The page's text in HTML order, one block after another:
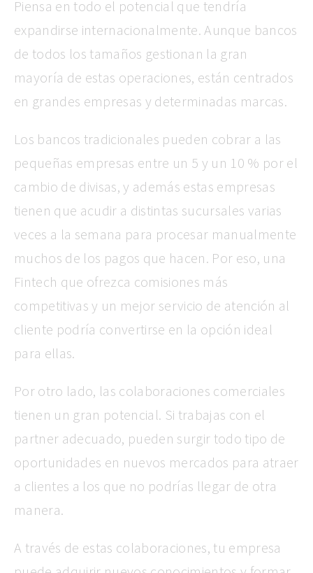
Piensa en todo el potencial que tendría
expandirse internacionalmente. Aunque bancos
de todos los tamaños gestionan la gran
mayoría de estas operaciones, están centrados
en grandes empresas y determinadas marcas.
Los bancos tradicionales pueden cobrar a las
pequeñas empresas entre un 5 y un 10 % por el
cambio de divisas, y además estas empresas
tienen que acudir a distintas sucursales varias
veces a la semana para procesar manualmente
muchos de los pagos que hacen. Por eso, una
Fintech que ofrezca comisiones más
competitivas y un mejor servicio de atención al
cliente podría convertirse en la opción ideal
para ellas.
Por otro lado, las colaboraciones comerciales
tienen un gran potencial. Si trabajas con el
partner adecuado, pueden surgir todo tipo de
oportunidades en nuevos mercados para atraer
a clientes a los que no podrías llegar de otra
manera.
A través de estas colaboraciones, tu empresa